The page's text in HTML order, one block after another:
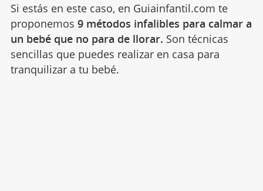
Si estás en este caso, en Guiainfantil.com te
proponemos 9 métodos infalibles para calmar a
un bebé que no para de llorar. Son técnicas
sencillas que puedes realizar en casa para
tranquilizar a tu bebé.